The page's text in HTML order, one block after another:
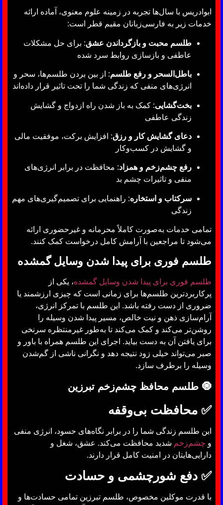
ابوادریس با سال‌ها تجربه در زمینه علوم معنوی، آماده ارائه
خدمات زیر به فارسی‌زبانان مقیم قطر است:
طلسم محبت و بازگرداندن عشق: برای حل مشکلات
عاطفی و بازسازی روابط سرد شده
باطل‌السحر و رفع طلسم: از بین بردن طلسم‌ها، سحر و
انرژی‌های منفی که زندگی شما را تحت تاثیر قرار داده‌اند
بخت‌گشایی: کمک به باز شدن راه ازدواج و گشایش
زندگی عاطفی
دعای گشایش کار و رزق: افزایش برکت، موفقیت مالی
و گشایش در کسب‌وکار
رفع چشم‌زخم و همزاد: محافظت در برابر انرژی‌های
منفی و تاثیرات چشم بد
سرکتاب و استخاره: راهنمایی برای تصمیم‌گیری‌های مهم
زندگی
تمامی خدمات به‌صورت کاملاً محرمانه و غیرحضوری ارائه
می‌شود تا مراجعین با آرامش کامل درخواست کمک کنند.
طلسم فوری برای پیدا شدن وسایل گمشده
طلسم فوری برای پیدا شدن وسایل گمشده، یکی از
پرکاربردترین طلسم‌ها برای زمانی است که چیزی ارزشمند یا
ضروری از دست رفته باشد. این طلسم با تمرکز انرژی،
آرام‌سازی ذهن و نیت خالص، مسیر پیدا شدن وسیله را
روشن‌تر می‌کند و کمک می‌کند تا به‌طور غیرمنتظره سرنخی
برای یافتن آن به دست بیاید. اجرای این طلسم همراه با باور و
صبر می‌تواند خیلی زود نتیجه دهد و نگرانی ناشی از گم‌شدن
وسیله را برطرف سازد.
🧿 طلسم محافظ چشم‌زخم تبرزین
✅ محافظت بی‌وقفه
این طلسم زندگی شما را در برابر نگاه‌های حسود، انرژی منفی
و چشم‌زخم شدید محافظت می‌کند. عشق، شغل و
دارایی‌هایتان در امنیت کامل قرار دارند.
✅ دفع شورچشمی و حسادت
با قدرت موکلین مخصوص، طلسم تبرزین تمامی حسادت‌ها و